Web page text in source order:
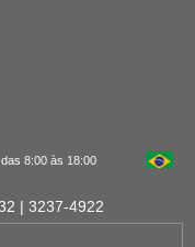
8:00 às 18:00
| 3237-4922